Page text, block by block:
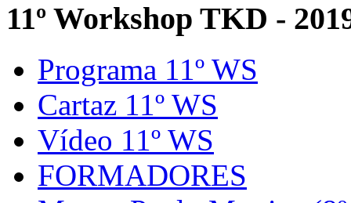
11º Workshop TKD -
Programa 11º WS
Cartaz 11º WS
Vídeo 11º WS
FORMADORES